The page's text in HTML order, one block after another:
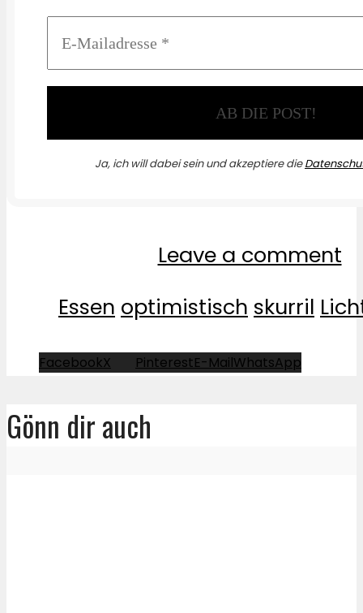
Ja, ich will dabei sein und akzeptiere die
Leave a comment
Essen optimistisch skurril
FacebookX PinterestE-MailWhatsApp
Gönn dir auch